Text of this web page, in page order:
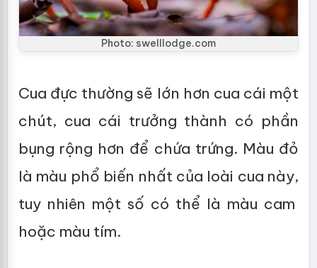
Photo: swelllodge.com
Cua đực thường sẽ lớn hơn cua cái một
chút, cua cái trưởng thành có phần
bụng rộng hơn để chứa trứng. Màu đỏ
là màu phổ biến nhất của loài cua này,
tuy nhiên một số có thể là màu cam
hoặc màu tím.